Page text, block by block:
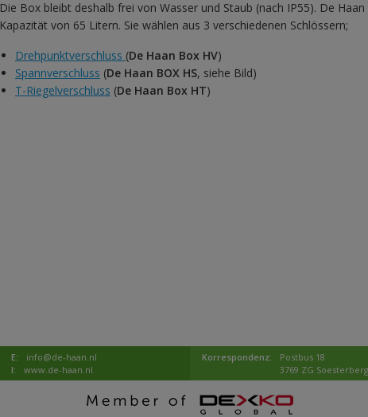
Die Box bleibt deshalb frei von Wasser und Staub (nach IP55). De
Kapazität von 65 Litern. Sie wählen aus 3 verschiedenen Schlössern;
Drehpunktverschluss (De Haan Box HV)
Spannverschluss (De Haan BOX HS, siehe Bild)
T-Riegelverschluss (De Haan Box HT)
E:
info@de-haan.nl
I:
www.de-haan.nl
Korrespondenz:
Postbus 18
3769 ZG Soesterberg